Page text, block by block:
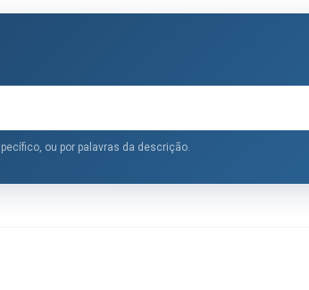
ou por palavras da descrição.